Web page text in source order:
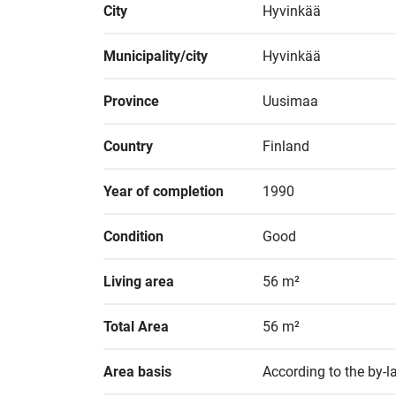
City Hyvinkää
Municipality/city Hyvinkää
Province Uusimaa
Country Finland
Year of completion 1990
Condition Good
Living area 56 m²
Total Area 56 m²
Area basis According to the by-